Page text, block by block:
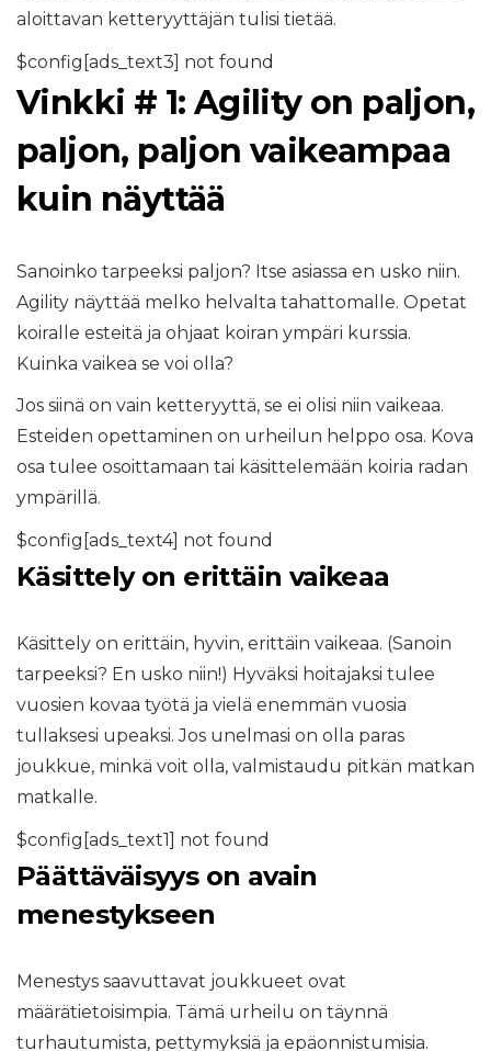
aloittavan ketteryyttäjän tulisi tietää.
$config[ads_text3] not found
Vinkki # 1: Agility on paljon,
paljon, paljon vaikeampaa
kuin näyttää
Sanoinko tarpeeksi paljon? Itse asiassa en usko niin.
Agility näyttää melko helvalta tahattomalle. Opetat
koiralle esteitä ja ohjaat koiran ympäri kurssia.
Kuinka vaikea se voi olla?
Jos siinä on vain ketteryyttä, se ei olisi niin vaikeaa.
Esteiden opettaminen on urheilun helppo osa. Kova
osa tulee osoittamaan tai käsittelemään koiria radan
ympärillä.
$config[ads_text4] not found
Käsittely on erittäin vaikeaa
Käsittely on erittäin, hyvin, erittäin vaikeaa. (Sanoin
tarpeeksi? En usko niin!) Hyväksi hoitajaksi tulee
vuosien kovaa työtä ja vielä enemmän vuosia
tullaksesi upeaksi. Jos unelmasi on olla paras
joukkue, minkä voit olla, valmistaudu pitkän matkan
matkalle.
$config[ads_text1] not found
Päättäväisyys on avain
menestykseen
Menestys saavuttavat joukkueet ovat
määrätietoisimpia. Tämä urheilu on täynnä
turhautumista, pettymyksiä ja epäonnistumisia.